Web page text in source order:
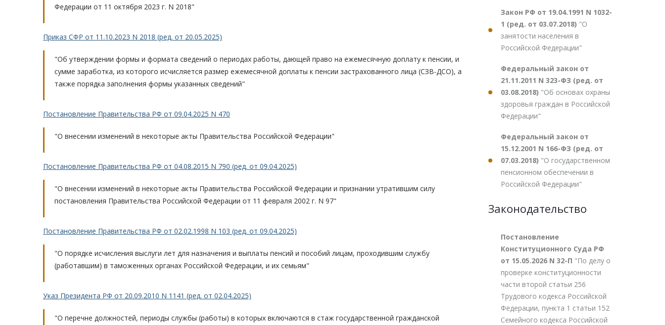
Федерации от 11 октября 2023 г. N 2018"
Приказ СФР от 11.10.2023 N 2018 (ред. от 20.05.2025)
"Об утверждении формы и формата сведений о периодах работы, дающей право на ежемесячную доплату к пенсии, и
сумме заработка, из которого исчисляется размер ежемесячной доплаты к пенсии застрахованного лица (СЗВ-ДСО), а
также порядка заполнения формы указанных сведений"
Постановление Правительства РФ от 09.04.2025 N 470
"О внесении изменений в некоторые акты Правительства Российской Федерации"
Постановление Правительства РФ от 04.08.2015 N 790 (ред. от 09.04.2025)
"О внесении изменений в некоторые акты Правительства Российской Федерации и признании утратившим силу
постановления Правительства Российской Федерации от 11 февраля 2002 г. N 97"
Постановление Правительства РФ от 02.02.1998 N 103 (ред. от 09.04.2025)
"О порядке исчисления выслуги лет для назначения и выплаты пенсий и пособий лицам, проходившим службу
(работавшим) в таможенных органах Российской Федерации, и их семьям"
Указ Президента РФ от 20.09.2010 N 1141 (ред. от 02.04.2025)
"О перечне должностей, периоды службы (работы) в которых включаются в стаж государственной гражданской
Закон РФ от 19.04.1991 N 1032-
1 (ред. от 03.07.2018) "О
занятости населения в
Российской Федерации"
Федеральный закон от
21.11.2011 N 323-ФЗ (ред. от
03.08.2018) "Об основах охраны
здоровья граждан в Российской
Федерации"
Федеральный закон от
15.12.2001 N 166-ФЗ (ред. от
07.03.2018) "О государственном
пенсионном обеспечении в
Российской Федерации"
Законодательство
Постановление
Конституционного Суда РФ
от 15.05.2026 N 32-П "По делу о
проверке конституционности
части второй статьи 256
Трудового кодекса Российской
Федерации, пункта 1 статьи 152
Семейного кодекса Российской